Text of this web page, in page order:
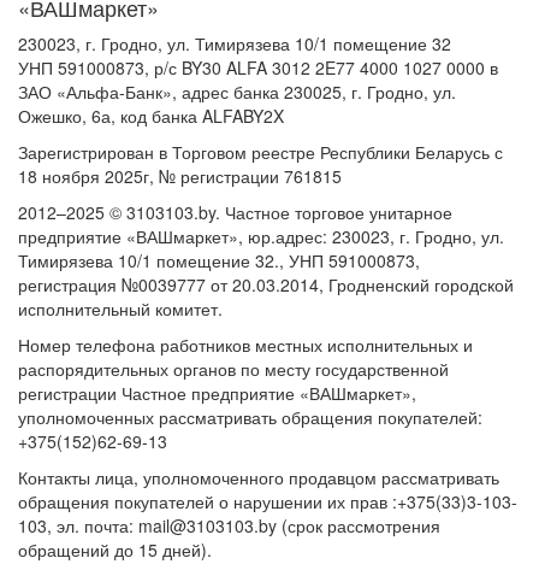
«ВАШмаркет»
230023, г. Гродно, ул. Тимирязева 10/1 помещение 32
УНП 591000873, р/с BY30 ALFA 3012 2E77 4000 1027 0000 в
ЗАО «Альфа-Банк», адрес банка 230025, г. Гродно, ул.
Ожешко, 6а, код банка ALFABY2X
Зарегистрирован в Торговом реестре Республики Беларусь с
18 ноября 2025г, № регистрации 761815
2012–2025 © 3103103.by. Частное торговое унитарное
предприятие «ВАШмаркет», юр.адрес: 230023, г. Гродно, ул.
Тимирязева 10/1 помещение 32., УНП 591000873,
регистрация №0039777 от 20.03.2014, Гродненский городской
исполнительный комитет.
Номер телефона работников местных исполнительных и
распорядительных органов по месту государственной
регистрации Частное предприятие «ВАШмаркет»,
уполномоченных рассматривать обращения покупателей:
+375(152)62-69-13
Контакты лица, уполномоченного продавцом рассматривать
обращения покупателей о нарушении их прав :+375(33)3-103-
103, эл. почта: mail@3103103.by (срок рассмотрения
обращений до 15 дней).